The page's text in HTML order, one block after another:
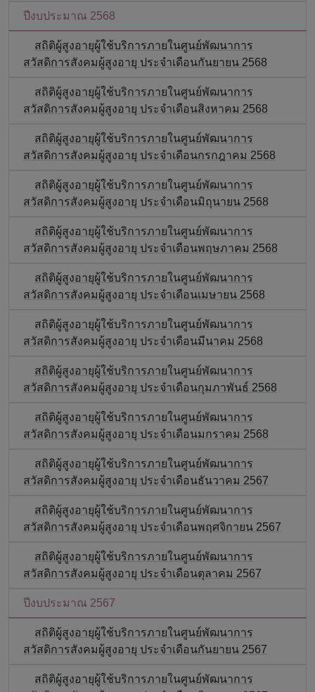
ปีงบประมาณ 2568
สถิติผู้สูงอายุผู้ใช้บริการภายในศูนย์พัฒนาการ
สวัสดิการสังคมผู้สูงอายุ ประจำเดือนกันยายน 2568
สถิติผู้สูงอายุผู้ใช้บริการภายในศูนย์พัฒนาการ
สวัสดิการสังคมผู้สูงอายุ ประจำเดือนสิงหาคม 2568
สถิติผู้สูงอายุผู้ใช้บริการภายในศูนย์พัฒนาการ
สวัสดิการสังคมผู้สูงอายุ ประจำเดือนกรกฎาคม 2568
สถิติผู้สูงอายุผู้ใช้บริการภายในศูนย์พัฒนาการ
สวัสดิการสังคมผู้สูงอายุ ประจำเดือนมิถุนายน 2568
สถิติผู้สูงอายุผู้ใช้บริการภายในศูนย์พัฒนาการ
สวัสดิการสังคมผู้สูงอายุ ประจำเดือนพฤษภาคม 2568
สถิติผู้สูงอายุผู้ใช้บริการภายในศูนย์พัฒนาการ
สวัสดิการสังคมผู้สูงอายุ ประจำเดือนเมษายน 2568
สถิติผู้สูงอายุผู้ใช้บริการภายในศูนย์พัฒนาการ
สวัสดิการสังคมผู้สูงอายุ ประจำเดือนมีนาคม 2568
สถิติผู้สูงอายุผู้ใช้บริการภายในศูนย์พัฒนาการ
สวัสดิการสังคมผู้สูงอายุ ประจำเดือนกุมภาพันธ์ 2568
สถิติผู้สูงอายุผู้ใช้บริการภายในศูนย์พัฒนาการ
สวัสดิการสังคมผู้สูงอายุ ประจำเดือนมกราคม 2568
สถิติผู้สูงอายุผู้ใช้บริการภายในศูนย์พัฒนาการ
สวัสดิการสังคมผู้สูงอายุ ประจำเดือนธันวาคม 2567
สถิติผู้สูงอายุผู้ใช้บริการภายในศูนย์พัฒนาการ
สวัสดิการสังคมผู้สูงอายุ ประจำเดือนพฤศจิกายน 2567
สถิติผู้สูงอายุผู้ใช้บริการภายในศูนย์พัฒนาการ
สวัสดิการสังคมผู้สูงอายุ ประจำเดือนตุลาคม 2567
ปีงบประมาณ 2567
สถิติผู้สูงอายุผู้ใช้บริการภายในศูนย์พัฒนาการ
สวัสดิการสังคมผู้สูงอายุ ประจำเดือนกันยายน 2567
สถิติผู้สูงอายุผู้ใช้บริการภายในศูนย์พัฒนาการ